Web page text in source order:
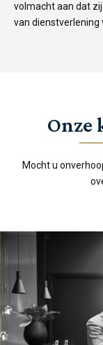
volmacht aan dat
van dienstverlening
Onze
Mocht u